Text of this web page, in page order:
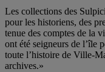
Les collections des
pour les historiens, des
tenue des comptes de la
ont été seigneurs de l’île
toute l’histoire de Ville-
archives.»